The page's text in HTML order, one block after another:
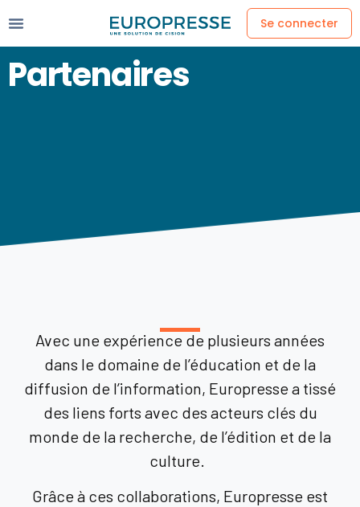
Se connecter
Partenaires
Avec une expérience de plusieurs années
dans le domaine de l’éducation et de la
diffusion de l’information, Europresse a tissé
des liens forts avec des acteurs clés du
monde de la recherche, de l’édition et de la
culture.
Grâce à ces collaborations, Europresse est